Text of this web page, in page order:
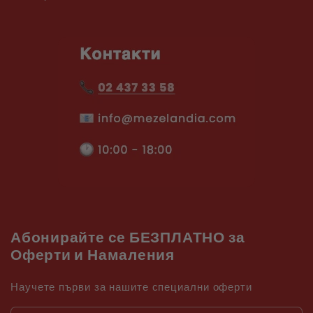
Абонирайте се БЕЗПЛАТНО за
Оферти и Намаления
Научете първи за нашите специални оферти